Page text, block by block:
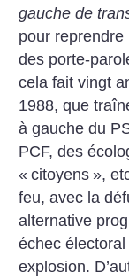
gauche de
pour reprendre
des porte-
cela fait vingt
1988, que
à gauche du
PCF, des
« citoyens »,
feu, avec la
alternative
échec
explosion.